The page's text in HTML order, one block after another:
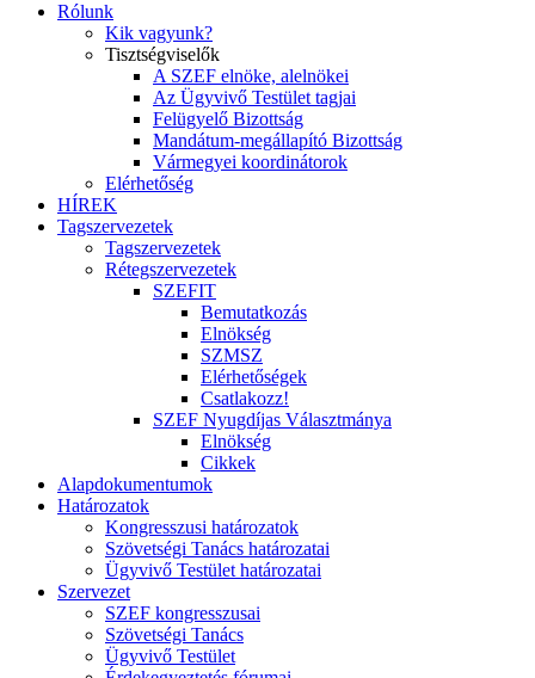
Rólunk
Kik vagyunk?
Tisztségviselők
A SZEF elnöke, alelnökei
Az Ügyvivő Testület tagjai
Felügyelő Bizottság
Mandátum-megállapító Bizottság
Vármegyei koordinátorok
Elérhetőség
HÍREK
Tagszervezetek
Tagszervezetek
Rétegszervezetek
SZEFIT
Bemutatkozás
Elnökség
SZMSZ
Elérhetőségek
Csatlakozz!
SZEF Nyugdíjas Választmánya
Elnökség
Cikkek
Alapdokumentumok
Határozatok
Kongresszusi határozatok
Szövetségi Tanács határozatai
Ügyvivő Testület határozatai
Szervezet
SZEF kongresszusai
Szövetségi Tanács
Ügyvivő Testület